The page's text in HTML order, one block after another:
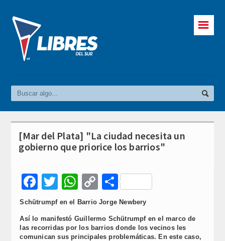
☰
[Mar del Plata] "La ciudad necesita un
gobierno que priorice los barrios"
Facebook
Twitter
WhatsApp
Copy
Link
Compartir
Schütrumpf en el Barrio Jorge Newbery
Así lo manifestó Guillermo Schütrumpf en el marco de
las recorridas por los barrios donde los vecinos les
comunican sus principales problemáticas. En este caso,